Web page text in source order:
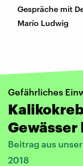
Gespräche mit
Mario Ludwig
Gefährliches
Gewässer
Beitrag aus
2018